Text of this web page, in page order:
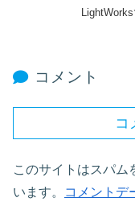
コメント
コ
このサイトはスパム
います。
コメントデ